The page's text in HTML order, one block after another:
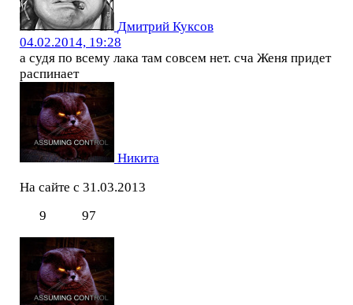
Дмитрий Куксов
04.02.2014, 19:28
а судя по всему лака там совсем нет. сча Женя придет
распинает
Никита
На сайте с 31.03.2013
9
97